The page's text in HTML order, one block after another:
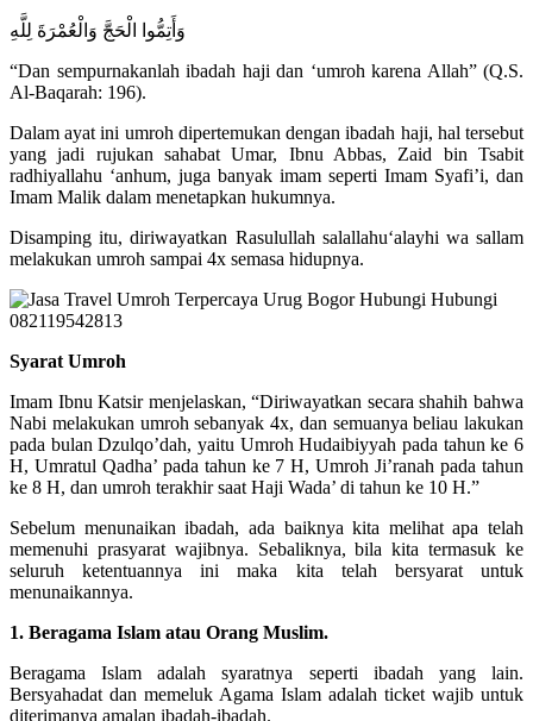
وَأَتِمُّوا الْحَجَّ وَالْعُمْرَةَ لِلَّهِ
“Dan sempurnakanlah ibadah haji dan ‘umroh karena Allah” (Q.S.
Al-Baqarah: 196).
Dalam ayat ini umroh dipertemukan dengan ibadah haji, hal tersebut
yang jadi rujukan sahabat Umar, Ibnu Abbas, Zaid bin Tsabit
radhiyallahu ‘anhum, juga banyak imam seperti Imam Syafi’i, dan
Imam Malik dalam menetapkan hukumnya.
Disamping itu, diriwayatkan Rasulullah salallahu‘alayhi wa sallam
melakukan umroh sampai 4x semasa hidupnya.
Syarat Umroh
Imam Ibnu Katsir menjelaskan, “Diriwayatkan secara shahih bahwa
Nabi melakukan umroh sebanyak 4x, dan semuanya beliau lakukan
pada bulan Dzulqo’dah, yaitu Umroh Hudaibiyyah pada tahun ke 6
H, Umratul Qadha’ pada tahun ke 7 H, Umroh Ji’ranah pada tahun
ke 8 H, dan umroh terakhir saat Haji Wada’ di tahun ke 10 H.”
Sebelum menunaikan ibadah, ada baiknya kita melihat apa telah
memenuhi prasyarat wajibnya. Sebaliknya, bila kita termasuk ke
seluruh ketentuannya ini maka kita telah bersyarat untuk
menunaikannya.
1. Beragama Islam atau Orang Muslim.
Beragama Islam adalah syaratnya seperti ibadah yang lain.
Bersyahadat dan memeluk Agama Islam adalah ticket wajib untuk
diterimanya amalan ibadah-ibadah.